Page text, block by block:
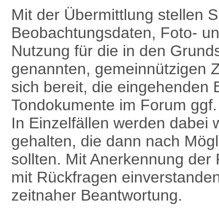
Mit der Übermittlung stellen
Beobachtungsdaten, Foto-
Nutzung für die in den
genannten, gemeinnützigen
sich bereit, die eingehenden
Tondokumente im Forum
In Einzelfällen werden dabei
gehalten, die dann nach
sollten. Mit Anerkennung
mit Rückfragen
zeitnaher Beantwortung.